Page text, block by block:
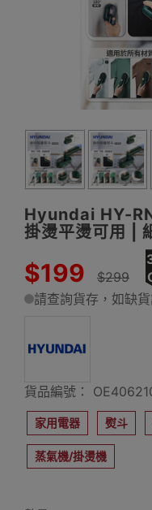
Hyundai HY-
掛燙平燙可用 |
$199 $299
請查詢貨存，如缺
貨品編號：
家用電器 熨斗
蒸氣機/掛燙機